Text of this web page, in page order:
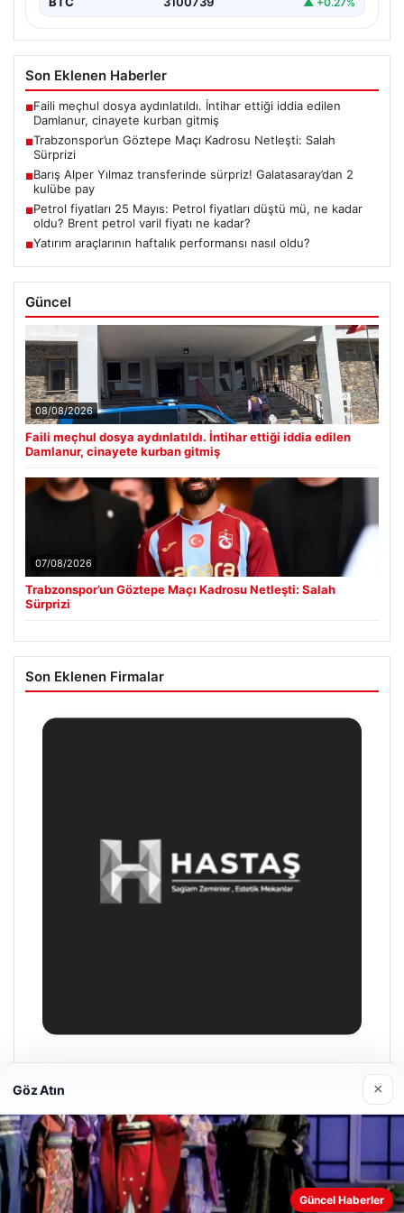
Son Eklenen Haberler
■Faili meçhul dosya aydınlatıldı. İntihar ettiği iddia edilen
Damlanur, cinayete kurban gitmiş
■Trabzonspor’un Göztepe Maçı Kadrosu Netleşti: Salah
Sürprizi
■Barış Alper Yılmaz transferinde sürpriz! Galatasaray’dan 2
kulübe pay
■Petrol fiyatları 25 Mayıs: Petrol fiyatları düştü mü, ne kadar
oldu? Brent petrol varil fiyatı ne kadar?
■Yatırım araçlarının haftalık performansı nasıl oldu?
Güncel
08/08/2026
Faili meçhul dosya aydınlatıldı. İntihar ettiği iddia edilen
Damlanur, cinayete kurban gitmiş
07/08/2026
Trabzonspor’un Göztepe Maçı Kadrosu Netleşti: Salah
Sürprizi
Son Eklenen Firmalar
29/04/2026
Web sitemizi nasıl kullandığınızı daha iyi anlayabilmek,
Göz Atın ×
Güncel Haberler